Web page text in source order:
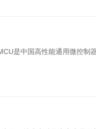
是中国高性能通用微控